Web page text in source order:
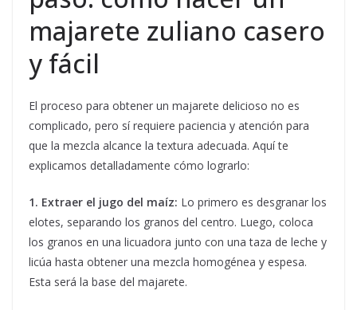
majarete zuliano casero
y fácil
El proceso para obtener un majarete delicioso no es
complicado, pero sí requiere paciencia y atención para
que la mezcla alcance la textura adecuada. Aquí te
explicamos detalladamente cómo lograrlo:
1. Extraer el jugo del maíz: Lo primero es desgranar los
elotes, separando los granos del centro. Luego, coloca
los granos en una licuadora junto con una taza de leche y
licúa hasta obtener una mezcla homogénea y espesa.
Esta será la base del majarete.